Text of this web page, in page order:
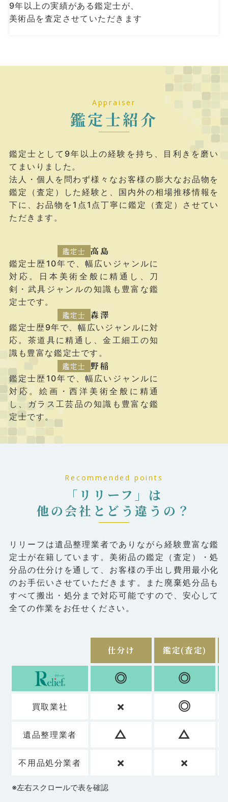
9年以上の実績がある鑑定士が、
美術品を査定させていただきます
Appraiser
鑑定士紹介
鑑定士として9年以上の経験を持ち、目利きを磨い
てまいりました。
法人・個人を問わず様々なお客様の膨大なお品物を
鑑定（査定）した経験と、国内外の相場推移情報を
下に、お品物を1点1点丁寧に鑑定（査定）させてい
ただきます。
鑑定士 高島
鑑定士歴10年で、幅広いジャンルに
対応。日本美術全般に精通し、刀
剣・武具ジャンルの知識も豊富な鑑
定士です。
鑑定士
森澤
鑑定士歴9年で、幅広いジャンルに対
応。茶道具に精通し、金工細工の知
識も豊富な鑑定士です。
鑑定士
野稲
鑑定士歴10年で、幅広いジャンルに
対応。絵画・西洋美術全般に精通
し、ガラス工芸品の知識も豊富な鑑
定士です。
Recommended points
「リリーフ」は
他の会社とどう違うの？
リリーフは遺品整理業者でありながら経験豊富な鑑
定⼠が在籍しています。美術品の鑑定（査定）・処
分品の仕分けを通して、お客様の⼿出し費⽤最⼩化
のお⼿伝いさせていただきます。また廃棄処分品も
すべて搬出・処分まで対応可能ですので、安⼼して
全ての作業をお任せください。
仕分け 鑑定(査定)
◎ ◎
買取業社 × ◎
遺品整理業者 △ △
不用品処分業者 × ×
※左右スクロールで表を確認